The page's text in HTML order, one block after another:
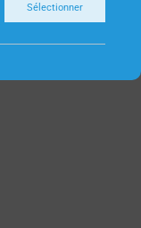
Sélectionner